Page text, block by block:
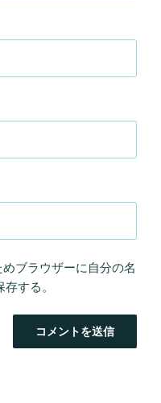
ブラウザーに自分の名
する。